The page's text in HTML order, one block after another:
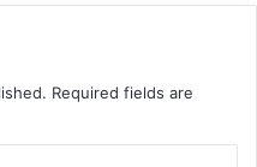
Required fields are